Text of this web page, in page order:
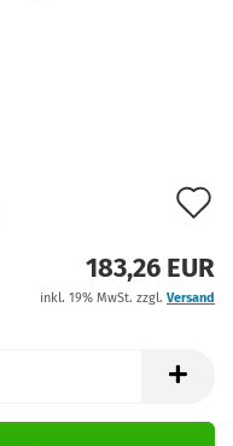
183,26 EUR
inkl. 19% MwSt. zzgl. Versand